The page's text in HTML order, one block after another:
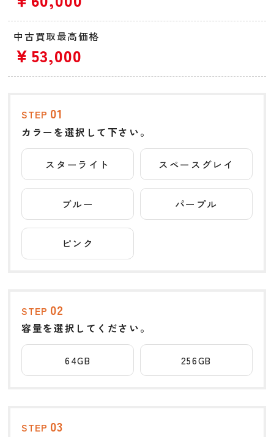
中古買取最高価格
￥53,000
STEP 01
カラーを選択して下さい。
スターライト スペースグレイ
ブルー パープル
ピンク
STEP 02
容量を選択してください。
64GB 256GB
STEP 03